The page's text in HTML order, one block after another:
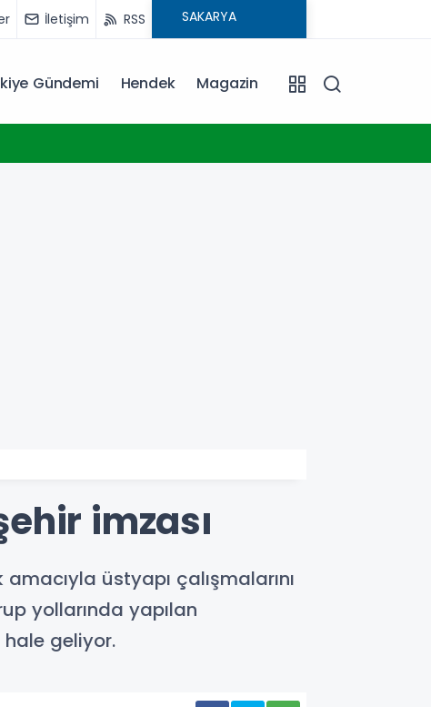
İletişim RSS
Gündemi Hendek Magazin
imzası
üstyapı çalışmalarını
yollarında yapılan
geliyor.